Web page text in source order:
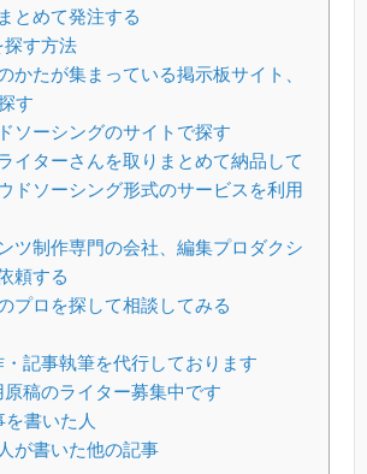
とめて発注する
探す方法
かたが集まっている掲示板サイト、
す
ソーシングのサイトで探す
イターさんを取りまとめて納品して
ドソーシング形式のサービスを利用
ツ制作専門の会社、編集プロダクシ
頼する
プロを探して相談してみる
・記事執筆を代行しております
稿のライター募集中です
を書いた人
が書いた他の記事